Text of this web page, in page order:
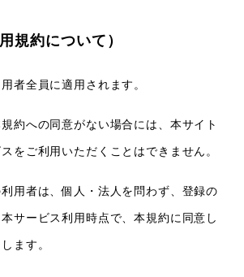
規約について）
者全員に適用されます。
約への同意がない場合には、本サイト
をご利用いただくことはできません。
用者は、個人・法人を問わず、登録の
サービス利用時点で、本規約に同意し
ます。